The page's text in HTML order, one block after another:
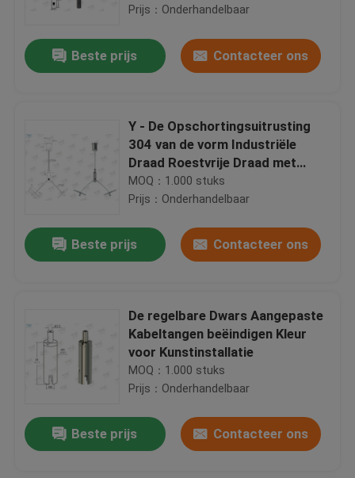
Uitrustings/Staal Draad aan
Prijs：Onderhandelbaar
Beste prijs Contacteer ons
Y - De Opschortingsuitrusting
304 van de vorm Industriële
Draad Roestvrije Draad met
Knevelsbeëindigen
MOQ：1.000 stuks
Prijs：Onderhandelbaar
Beste prijs Contacteer ons
De regelbare Dwars Aangepaste
Kabeltangen beëindigen Kleur
voor Kunstinstallatie
MOQ：1.000 stuks
Prijs：Onderhandelbaar
Beste prijs Contacteer ons